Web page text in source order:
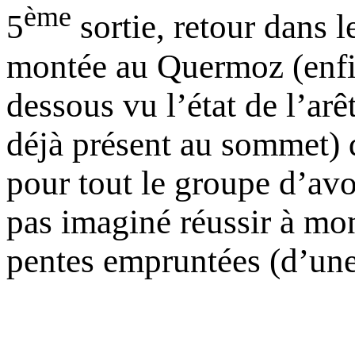
5ème sortie, retour dans
montée au Quermoz
dessous vu l’état de
déjà présent au
pour tout le groupe
pas imaginé réussir à
pentes empruntées